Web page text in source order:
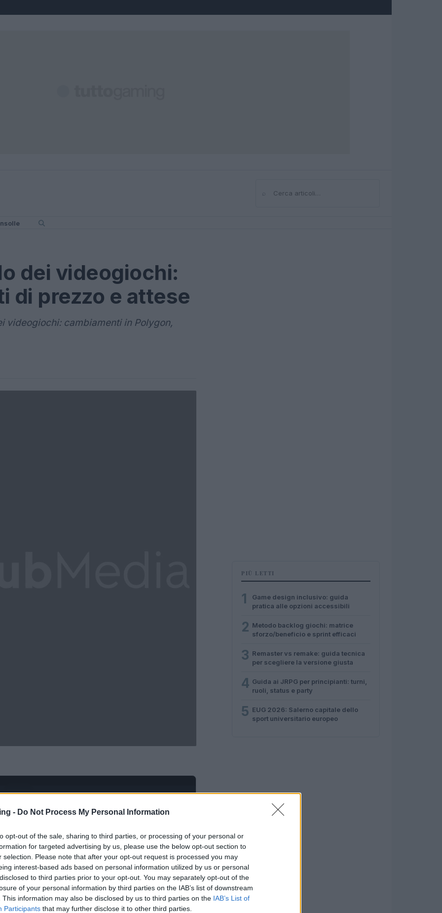
- Do Not Process My Personal Information
opt-out of the sale, sharing to third parties, or processing of your personal or
for targeted advertising by us, please use the below opt-out section to
selection. Please note that after your opt-out request is processed you may
interest-based ads based on personal information utilized by us or personal
to third parties prior to your opt-out. You may separately opt-out of the
of your personal information by third parties on the IAB’s list of downstream
This information may also be disclosed by us to third parties on the IAB’s List of
Participants that may further disclose it to other third parties.
Cerca
dei videogiochi:
di prezzo e attese
videogiochi: cambiamenti in Polygon,
in arrivo
PIÙ LETTI
1
Game design inclusivo: guida
pratica alle opzioni accessibili
2 Metodo backlog giochi: matrice
sforzo/beneficio e sprint efficaci
3 Remaster vs remake: guida tecnica
per scegliere la versione giusta
4 Guida ai JRPG per principianti: turni,
ruoli, status e party
5 EUG 2026: Salerno capitale dello
sport universitario europeo